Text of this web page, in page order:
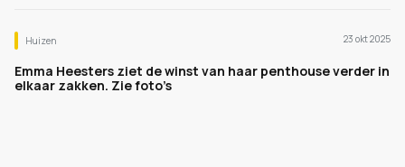
Huizen 23 okt 2025
Emma Heesters ziet de winst van haar penthouse verder in
elkaar zakken. Zie foto’s